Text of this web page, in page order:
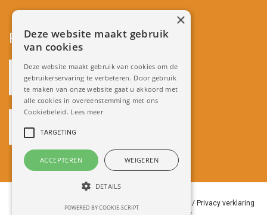
Partners
/ Privacy verklaring
Deze website maakt gebruik
van cookies
Deze website maakt gebruik van cookies om de
gebruikerservaring te verbeteren. Door gebruik
te maken van onze website gaat u akkoord met
alle cookies in overeenstemming met ons
Cookiebeleid. Lees meer
TARGETING
ACCEPTEREN WEIGEREN
DETAILS
POWERED BY COOKIE-SCRIPT
×